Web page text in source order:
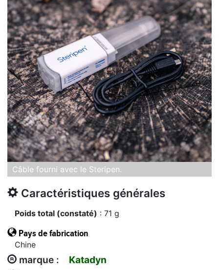
Câble fourni avec le Steripen.
Caractéristiques générales
Poids total (constaté) : 71 g
Pays de fabrication
Chine
marque : Katadyn